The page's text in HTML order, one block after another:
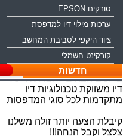
סורקים EPSON
ערכות מילוי דיו למדפסת
ציוד היקפי לסביבת המחשב
קורקינט חשמלי
חדשות
ברוכים הבאים לחברת איי ניד
דיו משווקת טכנולוגיות דיו
מתקדמות לכל סוגי המדפסות
צלצל וקבל הנחה!!!